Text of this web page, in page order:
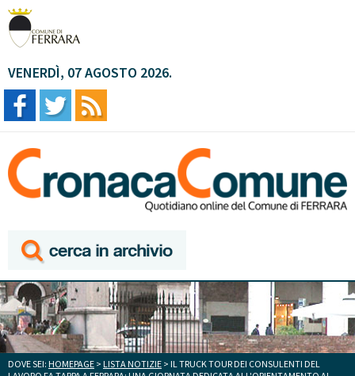
VENERDÌ, 07 AGOSTO 2026.
DOVE SEI: HOMEPAGE > LISTA NOTIZIE > IL TRUCK TOUR DEI CONSULENTI DEL